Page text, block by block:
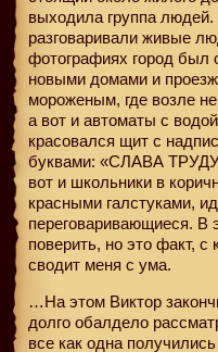
выходила группа людей.
разговаривали живые
фотографиях город был
новыми домами и
мороженым, где возле
а вот и автоматы с
красовался щит с
буквами: «СЛАВА
вот и школьники в
красными галстуками,
переговаривающиеся. В
поверить, но это факт,
сводит меня с ума.
…На этом Виктор
долго обалдело
все как одна